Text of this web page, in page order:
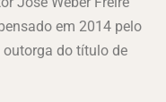
em 2014 pelo
outorga do título de